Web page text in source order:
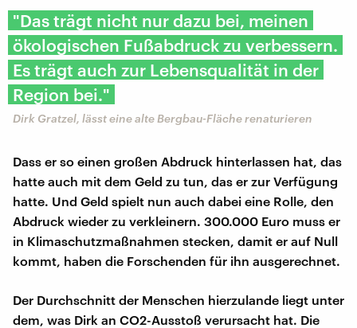
"Das trägt nicht nur dazu bei, meinen
ökologischen Fußabdruck zu verbessern.
Es trägt auch zur Lebensqualität in der
Region bei."
Dirk Gratzel, lässt eine alte Bergbau-Fläche renaturieren
Dass er so einen großen Abdruck hinterlassen hat, das
hatte auch mit dem Geld zu tun, das er zur Verfügung
hatte. Und Geld spielt nun auch dabei eine Rolle, den
Abdruck wieder zu verkleinern. 300.000 Euro muss er
in Klimaschutzmaßnahmen stecken, damit er auf Null
kommt, haben die Forschenden für ihn ausgerechnet.
Der Durchschnitt der Menschen hierzulande liegt unter
dem, was Dirk an CO2-Ausstoß verursacht hat. Die